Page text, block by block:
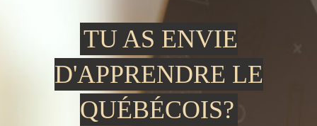
TU AS ENVIE
D'APPRENDRE LE
QUÉBÉCOIS?